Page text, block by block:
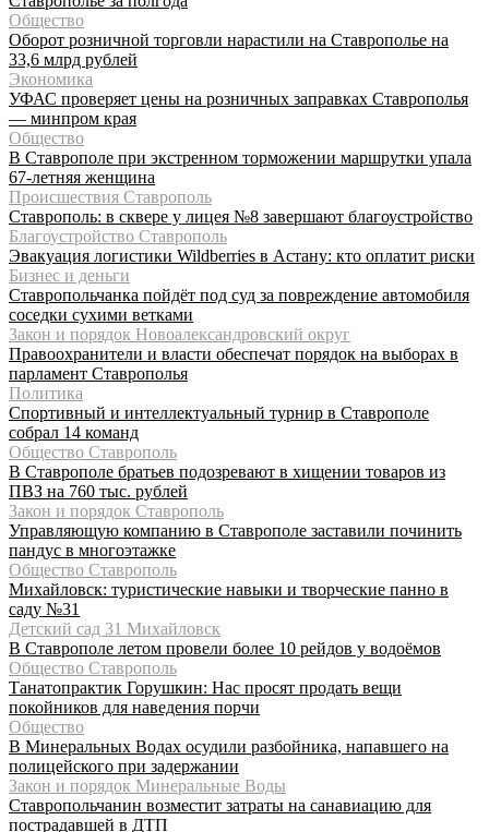
Общество
Оборот розничной торговли нарастили на Ставрополье на
33,6 млрд рублей
Экономика
УФАС проверяет цены на розничных заправках Ставрополья
— минпром края
Общество
В Ставрополе при экстренном торможении маршрутки упала
67-летняя женщина
Происшествия Ставрополь
Ставрополь: в сквере у лицея №8 завершают благоустройство
Благоустройство Ставрополь
Эвакуация логистики Wildberries в Астану: кто оплатит риски
Бизнес и деньги
Ставропольчанка пойдёт под суд за повреждение автомобиля
соседки сухими ветками
Закон и порядок Новоалександровский округ
Правоохранители и власти обеспечат порядок на выборах в
парламент Ставрополья
Политика
Спортивный и интеллектуальный турнир в Ставрополе
собрал 14 команд
Общество Ставрополь
В Ставрополе братьев подозревают в хищении товаров из
ПВЗ на 760 тыс. рублей
Закон и порядок Ставрополь
Управляющую компанию в Ставрополе заставили починить
пандус в многоэтажке
Общество Ставрополь
Михайловск: туристические навыки и творческие панно в
саду №31
Детский сад 31 Михайловск
В Ставрополе летом провели более 10 рейдов у водоёмов
Общество Ставрополь
Танатопрактик Горушкин: Нас просят продать вещи
покойников для наведения порчи
Общество
В Минеральных Водах осудили разбойника, напавшего на
полицейского при задержании
Закон и порядок Минеральные Воды
Ставропольчанин возместит затраты на санавиацию для
пострадавшей в ДТП